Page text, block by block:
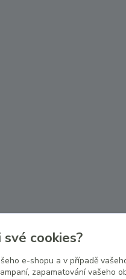
cookies?
e-shopu a v případě
zapamatování vašeho